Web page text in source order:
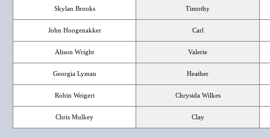
Skylan Brooks Timothy
John Hoogenakker Carl
Alison Wright Valerie
Georgia Lyman Heather
Robin Weigert Chrysida Wilkes
Chris Mulkey Clay